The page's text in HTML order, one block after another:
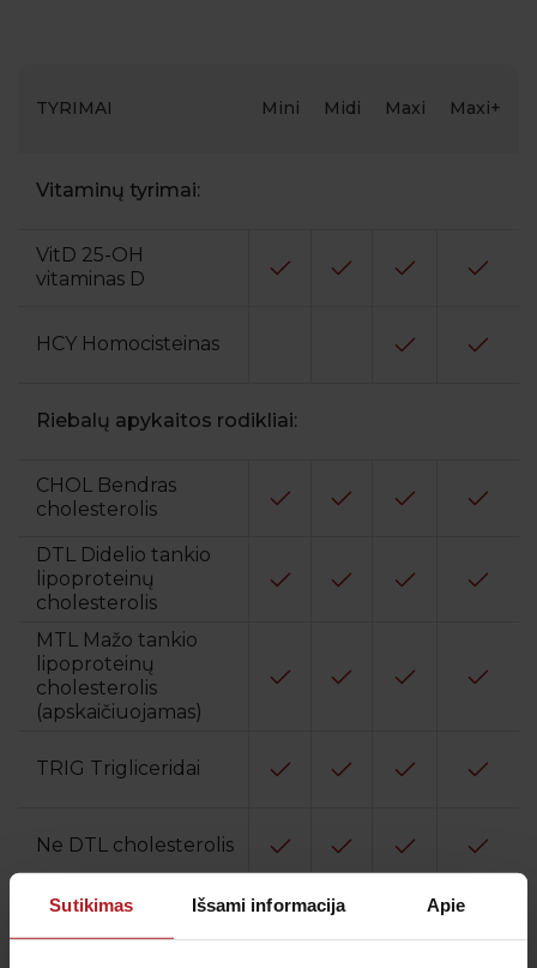
Sutikimas Išsami informacija Apie
TYRIMAI Mini Midi Maxi Maxi+
Vitaminų tyrimai:
VitD 25-OH
vitaminas D
HCY Homocisteinas
Riebalų apykaitos rodikliai:
CHOL Bendras
cholesterolis
DTL Didelio tankio
lipoproteinų
cholesterolis
MTL Mažo tankio
lipoproteinų
cholesterolis
(apskaičiuojamas)
TRIG Trigliceridai
Ne DTL cholesterolis